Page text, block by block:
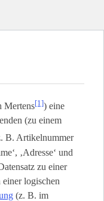
Mertens[1]) eine
(zu einem
B. Artikelnummer
‚Adresse‘ und
zu einer
einer logischen
(z. B. im